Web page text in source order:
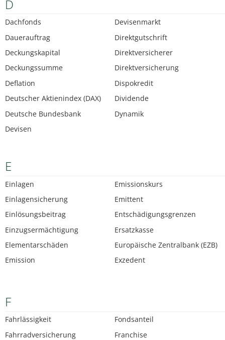
D
Dachfonds
Dauerauftrag
Deckungskapital
Deckungssumme
Deflation
Deutscher Aktienindex (DAX)
Deutsche Bundesbank
Devisen
Devisenmarkt
Direktgutschrift
Direktversicherer
Direktversicherung
Dispokredit
Dividende
Dynamik
E
Einlagen
Einlagensicherung
Einlösungsbeitrag
Einzugsermächtigung
Elementarschäden
Emission
Emissionskurs
Emittent
Entschädigungsgrenzen
Ersatzkasse
Europäische Zentralbank (EZB)
Exzedent
F
Fahrlässigkeit
Fahrradversicherung
Fondsanteil
Franchise